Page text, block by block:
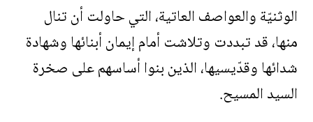
الوثنيّة والعواصف العاتية، التي حاولت أن تنال
منها، قد تبددت وتلاشت أمام إيمان أبنائها وشهادة
شدائها وقدّيسيها، الذين بنوا أساسهم على صخرة
السيد المسيح.